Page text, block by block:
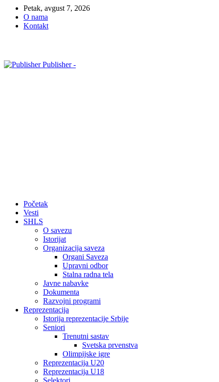
Petak, avgust 7, 2026
O nama
Kontakt
Publisher -
Početak
Vesti
SHLS
O savezu
Istorijat
Organizacija saveza
Organi Saveza
Upravni odbor
Stalna radna tela
Javne nabavke
Dokumenta
Razvojni programi
Reprezentacija
Istorija reprezentacije Srbije
Seniori
Trenutni sastav
Svetska prvenstva
Olimpijske igre
Reprezentacija U20
Reprezentacija U18
Selektori